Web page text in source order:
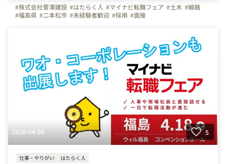
#株式会社菅澤建設 #はたらく人 #マイナビ転職フェア #土木 #線路
#福島県 #二本松市 #未経験者歓迎 #採用 #面接
2026-04-06 5
仕事・やりがい はたらく人